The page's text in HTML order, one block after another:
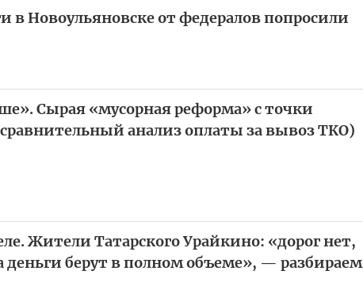
в Новоульяновске от федералов попросили
Сырая «мусорная реформа» с точки
анализ оплаты за вывоз ТКО)
Жители Татарского Урайкино: «дорог нет,
деньги берут в полном объеме», — разбираем